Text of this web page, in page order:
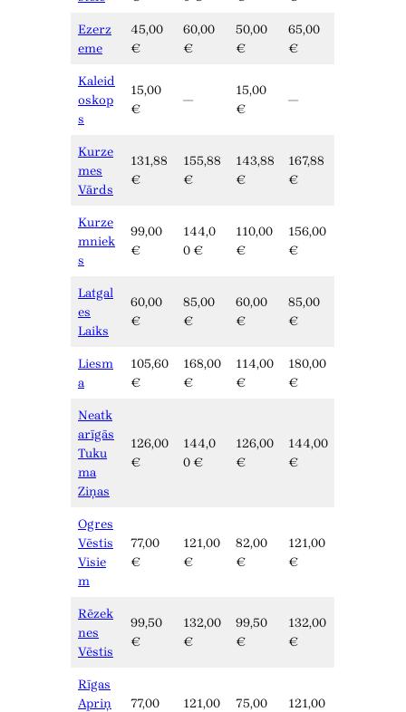
Ezerz
eme
45,00
€
60,00
€
50,00
€
65,00
€
Kaleid
oskop
s
15,00
€
—
15,00
€
—
Kurze
mes
Vārds
131,88
€
155,88
€
143,88
€
167,88
€
Kurze
mniek
s
99,00
€
144,0
0 €
110,00
€
156,00
€
Latgal
es
Laiks
60,00
€
85,00
€
60,00
€
85,00
€
Liesm
a
105,60
€
168,00
€
114,00
€
180,00
€
Neatk
arīgās
Tuku
ma
Ziņas
126,00
€
144,0
0 €
126,00
€
144,00
€
Ogres
Vēstis
Visie
m
77,00
€
121,00
€
82,00
€
121,00
€
Rēzek
nes
Vēstis
99,50
€
132,00
€
99,50
€
132,00
€
Rīgas
Apriņ
77,00
121,00
75,00
121,00